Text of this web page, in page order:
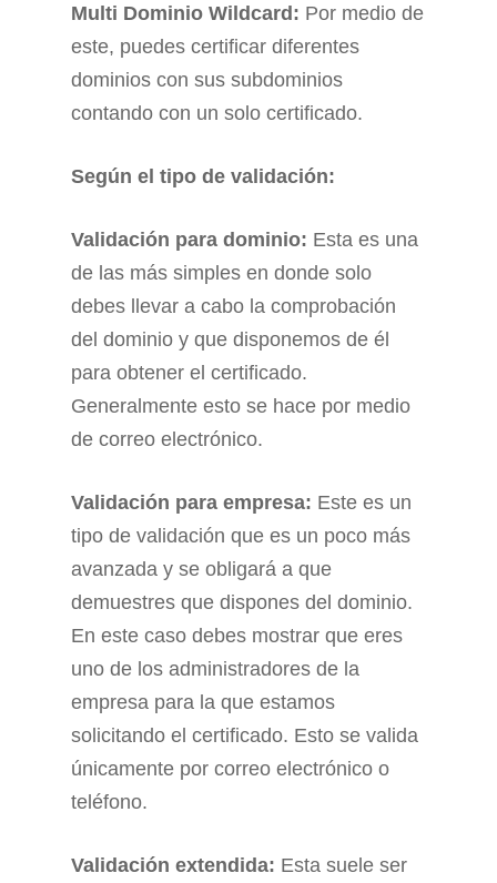
Multi Dominio Wildcard: Por medio de
este, puedes certificar diferentes
dominios con sus subdominios
contando con un solo certificado.
Según el tipo de validación:
Validación para dominio: Esta es una
de las más simples en donde solo
debes llevar a cabo la comprobación
del dominio y que disponemos de él
para obtener el certificado.
Generalmente esto se hace por medio
de correo electrónico.
Validación para empresa: Este es un
tipo de validación que es un poco más
avanzada y se obligará a que
demuestres que dispones del dominio.
En este caso debes mostrar que eres
uno de los administradores de la
empresa para la que estamos
solicitando el certificado. Esto se valida
únicamente por correo electrónico o
teléfono.
Validación extendida: Esta suele ser